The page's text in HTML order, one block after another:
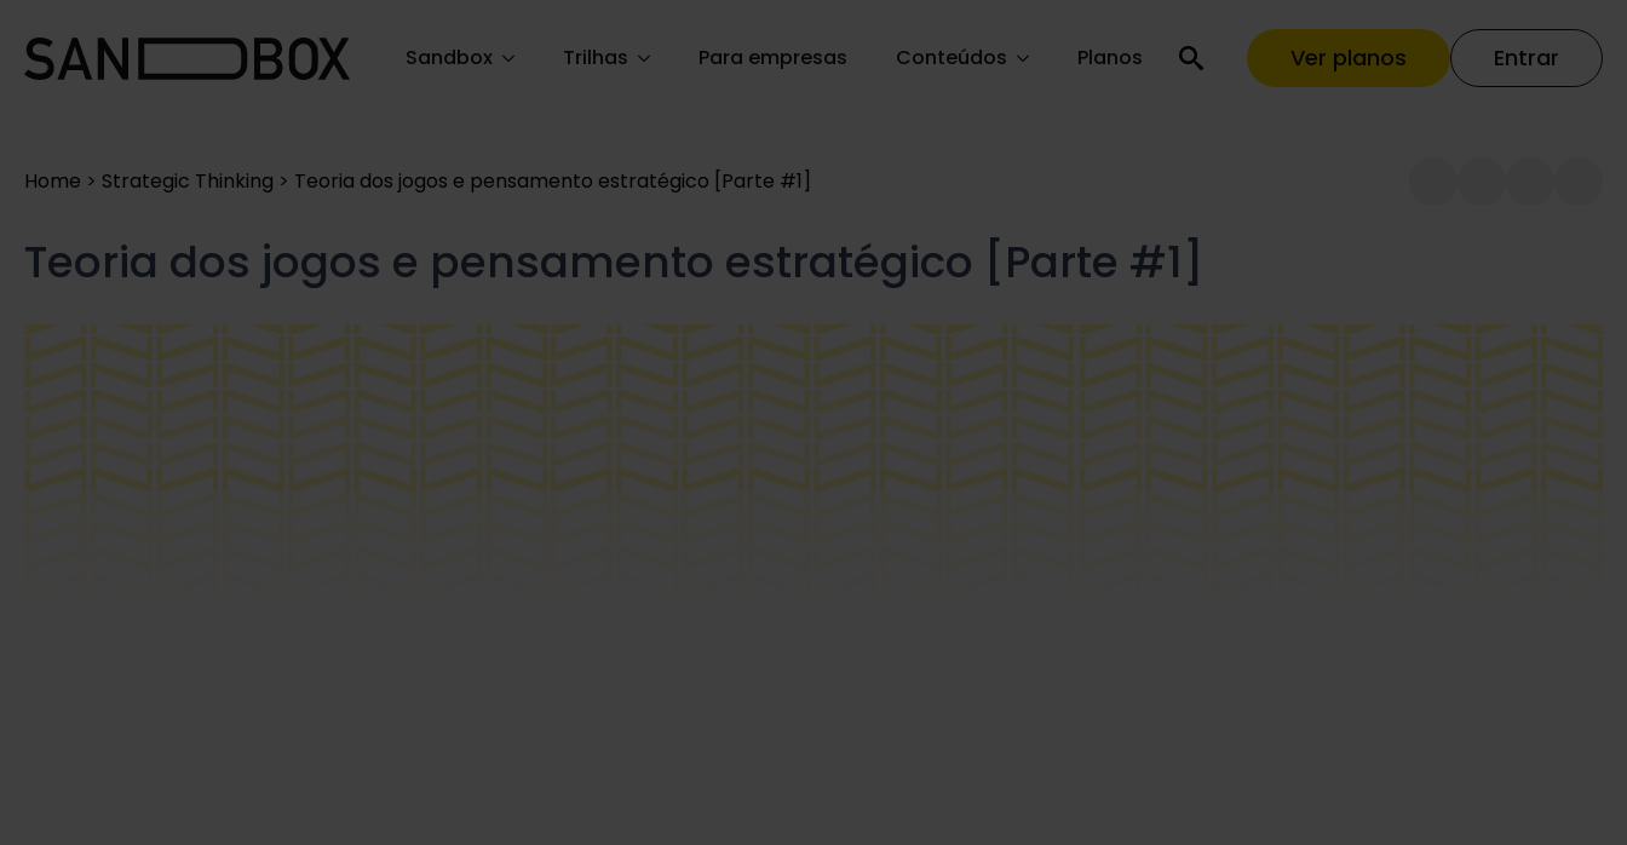
Sandbox Trilhas Para empresas Conteúdos Planos
for:
Ver planos Entrar
Home > Strategic Thinking > Teoria dos jogos e pensamento estratégico [Parte #1]
Teoria dos jogos e pensamento estratégico [Parte #1]